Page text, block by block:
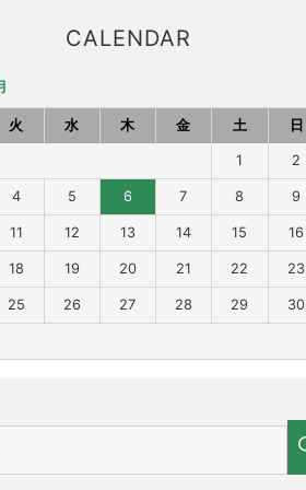
CALENDAR
火 水 木 金 土 日
1 2
4 5 6 7 8 9
11 12 13 14 15 16
18 19 20 21 22 23
25 26 27 28 29 30